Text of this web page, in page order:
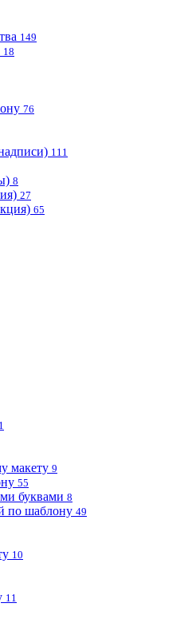
149
18
76
111
8
27
65
макету 9
55
буквами 8
по шаблону 49
10
11